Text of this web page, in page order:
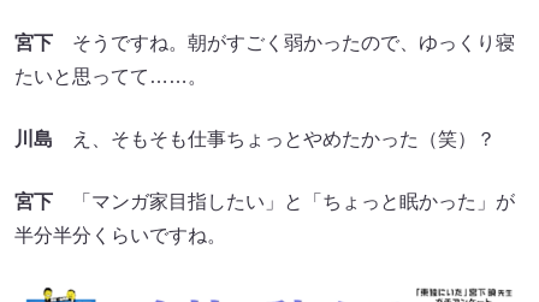
宮下 そうですね。朝がすごく弱かったので、ゆっくり寝
たいと思ってて……。
川島 え、そもそも仕事ちょっとやめたかった（笑）？
宮下 「マンガ家目指したい」と「ちょっと眠かった」が
半分半分くらいですね。